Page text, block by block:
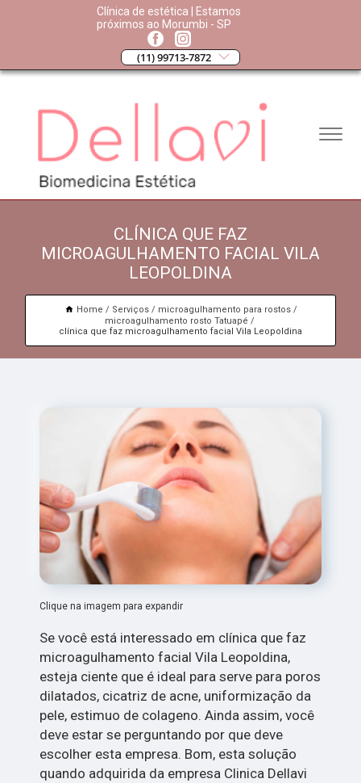
Clínica de estética | Estamos
próximos ao Morumbi - SP
(11) 99713-7872
CLÍNICA QUE FAZ
MICROAGULHAMENTO FACIAL VILA
LEOPOLDINA
Home Serviços
microagulhamento para rostos
microagulhamento rosto Tatuapé
clínica que faz microagulhamento facial Vila Leopoldina
Clique na imagem para expandir
Se você está interessado em clínica que faz
microagulhamento facial Vila Leopoldina,
esteja ciente que é ideal para serve para poros
dilatados, cicatriz de acne, uniformização da
pele, estimuo de colageno. Ainda assim, você
deve estar se perguntando por que deve
escolher esta empresa. Bom, esta solução
quando adquirida da empresa Clinica Dellavi